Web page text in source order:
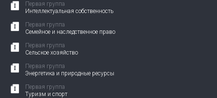
Первая группа
Интеллектуальная собственность
Первая группа
Семейное и наследственное право
Первая группа
Сельское хозяйство
Первая группа
Энергетика и природные ресурсы
Первая группа
Туризм и спорт